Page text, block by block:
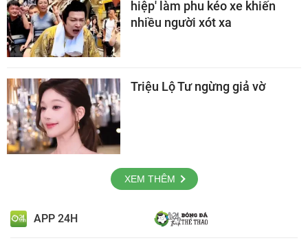
hiệp' làm phu kéo xe khiến
nhiều người xót xa
Triệu Lộ Tư ngừng giả vờ
XEM THÊM
APP 24H